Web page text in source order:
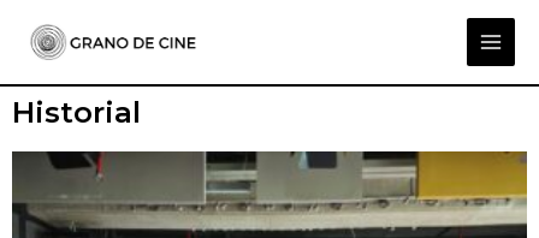
Historial